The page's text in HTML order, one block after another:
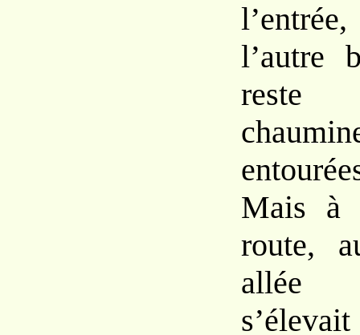
l’autre
reste
Mais à
route,
allée